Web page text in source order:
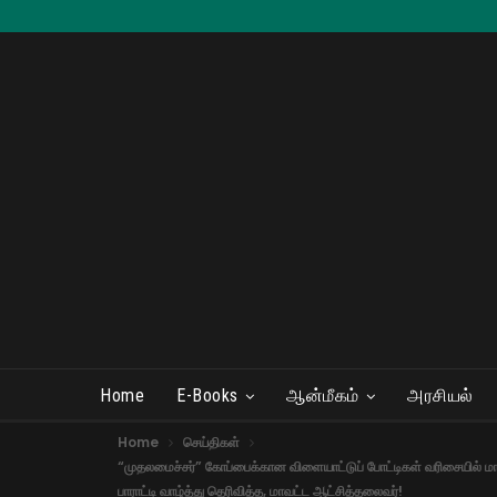
Home E-Books ஆன்மீகம் அரசியல்
Home
செய்திகள்
“முதலமைச்சர்” கோப்பைக்கான விளையாட்டுப் போட்டிகள் வரிசையில்
பாராட்டி வாழ்த்து தெரிவித்த, மாவட்ட ஆட்சித்தலைவர்!